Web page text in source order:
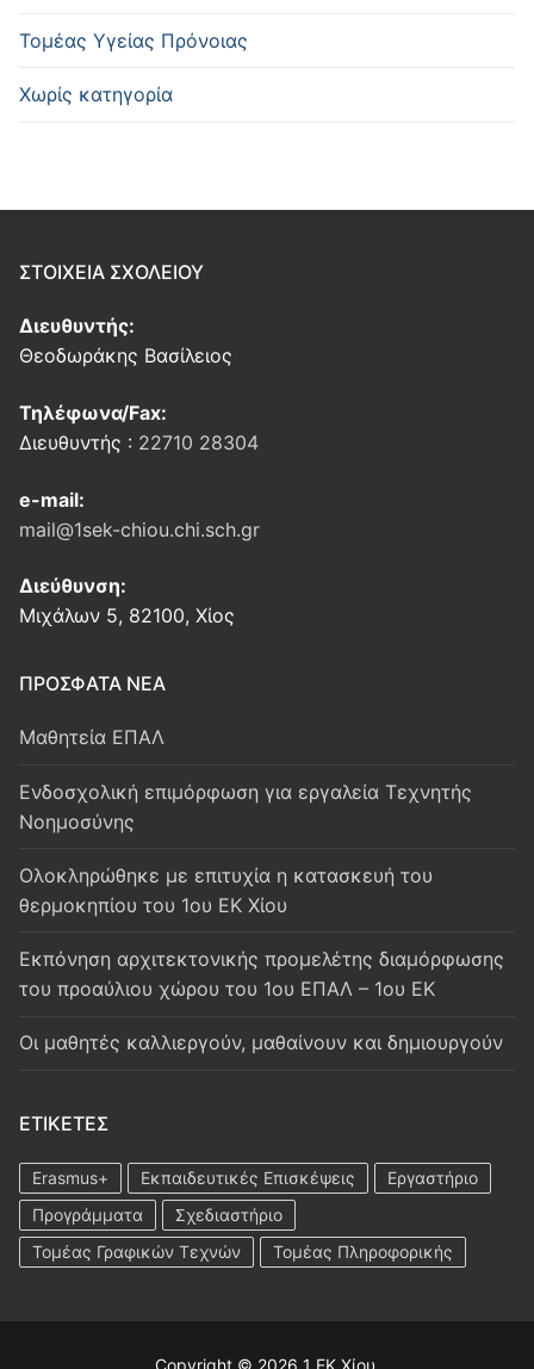
Τομέας Υγείας Πρόνοιας
Χωρίς κατηγορία
ΣΤΟΙΧΕΙΑ ΣΧΟΛΕΙΟΥ
Διευθυντής:
Θεοδωράκης Βασίλειος
Τηλέφωνα/Fax:
Διευθυντής : 22710 28304
e-mail:
mail@1sek-chiou.chi.sch.gr
Διεύθυνση:
Μιχάλων 5, 82100, Χίος
ΠΡΟΣΦΑΤΑ ΝΕΑ
Μαθητεία ΕΠΑΛ
Ενδοσχολική επιμόρφωση για εργαλεία Τεχνητής
Νοημοσύνης
Oλοκληρώθηκε με επιτυχία η κατασκευή του
θερμοκηπίου του 1ου ΕΚ Χίου
Εκπόνηση αρχιτεκτονικής προμελέτης διαμόρφωσης
του προαύλιου χώρου του 1ου ΕΠΑΛ – 1ου ΕΚ
Οι μαθητές καλλιεργούν, μαθαίνουν και δημιουργούν
ΕΤΙΚΈΤΕΣ
Erasmus+ Εκπαιδευτικές Επισκέψεις
Εργαστήριο
Προγράμματα
Σχεδιαστήριο
Τομέας Γραφικών Τεχνών
Τομέας Πληροφορικής